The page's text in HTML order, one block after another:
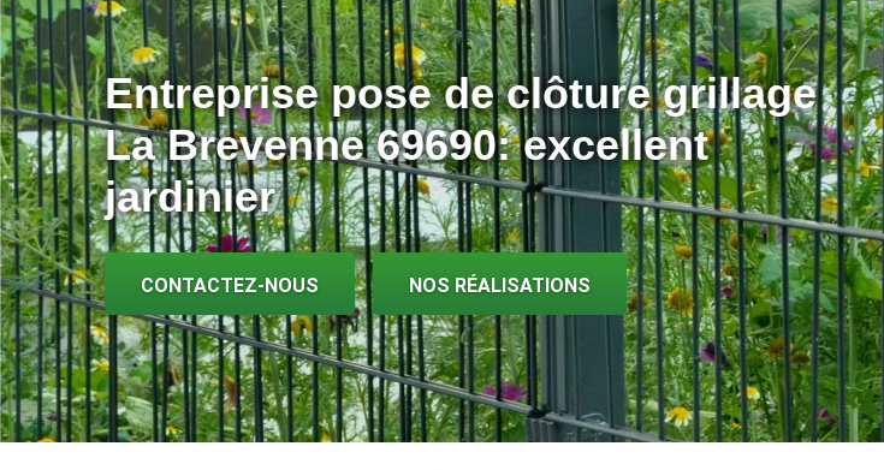
Entreprise pose de clôture grillage
La Brevenne 69690: excellent
jardinier
CONTACTEZ-NOUS NOS RÉALISATIONS